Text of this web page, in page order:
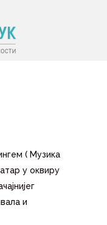
( Музика
у оквиру
и